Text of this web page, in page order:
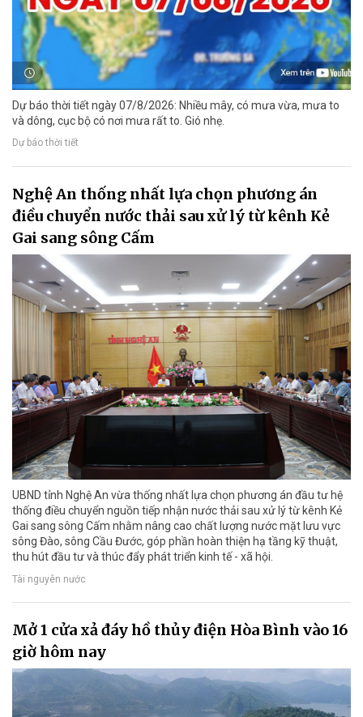
Dự báo thời tiết ngày 07/8/2026: Nhiều mây, có mưa vừa, mưa to
và dông, cục bộ có nơi mưa rất to. Gió nhẹ.
Dự báo thời tiết
Nghệ An thống nhất lựa chọn phương án
điều chuyển nước thải sau xử lý từ kênh Kẻ
Gai sang sông Cấm
UBND tỉnh Nghệ An vừa thống nhất lựa chọn phương án đầu tư hệ
thống điều chuyển nguồn tiếp nhận nước thải sau xử lý từ kênh Kẻ
Gai sang sông Cấm nhằm nâng cao chất lượng nước mặt lưu vực
sông Đào, sông Cầu Đước, góp phần hoàn thiện hạ tầng kỹ thuật,
thu hút đầu tư và thúc đẩy phát triển kinh tế - xã hội.
Tài nguyên nước
Mở 1 cửa xả đáy hồ thủy điện Hòa Bình vào 16
giờ hôm nay